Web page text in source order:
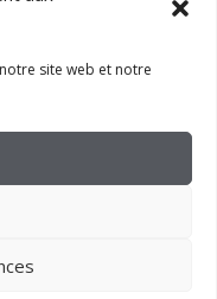
site web et notre